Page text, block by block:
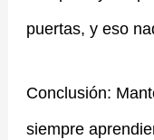
puertas, y eso
Conclusión:
siempre